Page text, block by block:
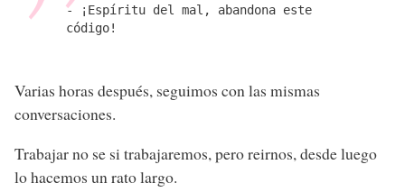
- ¡Espíritu del mal, abandona este
código!
Varias horas después, seguimos con las mismas
conversaciones.
Trabajar no se si trabajaremos, pero reirnos, desde luego
lo hacemos un rato largo.